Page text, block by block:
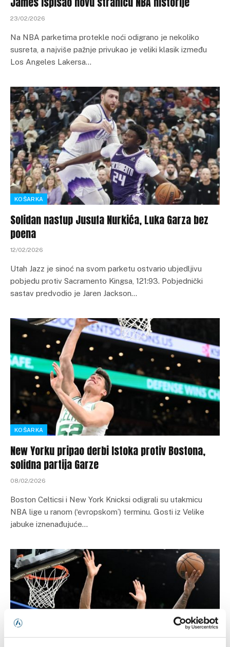
23/02/2026
Na NBA parketima protekle noći odigrano je nekoliko
susreta, a najviše pažnje privukao je veliki klasik između
Los Angeles Lakersa…
KOŠARKA
Solidan nastup Jusufa Nurkića, Luka Garza bez
poena
12/02/2026
Utah Jazz je sinoć na svom parketu ostvario ubjedljivu
pobjedu protiv Sacramento Kingsa, 121:93. Pobjednički
sastav predvodio je Jaren Jackson…
KOŠARKA
New Yorku pripao derbi Istoka protiv Bostona,
solidna partija Garze
08/02/2026
Boston Celticsi i New York Knicksi odigrali su utakmicu
NBA lige u ranom (‘evropskom’) terminu. Gosti iz Velike
jabuke iznenađujuće…